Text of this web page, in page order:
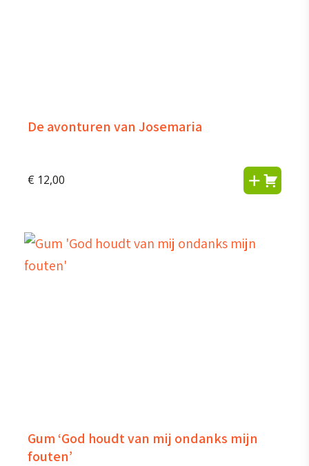
De avonturen van Josemaria
€ 12,00
Gum ‘God houdt van mij ondanks mijn
fouten’